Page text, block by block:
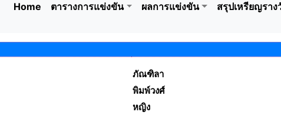
Home ตารางการแข่งขัน ผลการแข่งขัน สรุปเหรียญราง
ภัณฑิลา
พิมพ์วงศ์
หญิง